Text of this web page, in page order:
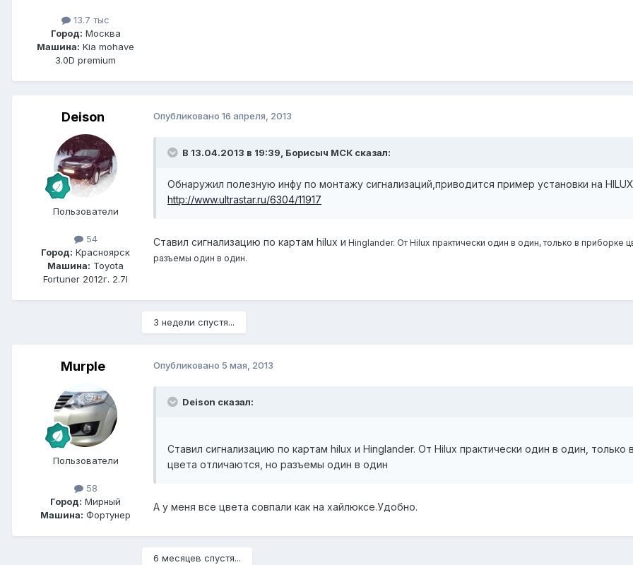
13.7 тыс
Город: Москва
Машина: Kia mohave
3.0D premium
Deison
Пользователи
54
Город: Красноярск
Машина: Toyota
Fortuner 2012г. 2.7l
Опубликовано 16 апреля, 2013
В 13.04.2013 в 19:39, Борисыч МСК сказал:
Обнаружил полезную инфу по монтажу сигнализаций,приводится пример установки на
http://www.ultrastar.ru/6304/11917
Ставил сигнализацию по картам hilux и Hinglander. От Hilux практически один в один, только в приборке
разъемы один в один.
3 недели спустя...
Murple
Пользователи
58
Город: Mирный
Машина: Фортунер
Опубликовано 5 мая, 2013
Deison сказал:
Ставил сигнализацию по картам hilux и Hinglander. От Hilux практически один в один,
цвета отличаются, но разъемы один в один
А у меня все цвета совпали как на хайлюксе.Удобно.
6 месяцев спустя...